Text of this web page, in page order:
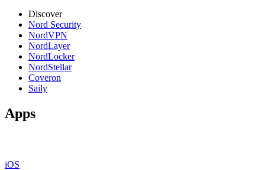
Discover
Nord Security
NordVPN
NordLayer
NordLocker
NordStellar
Coveron
Saily
Apps
iOS